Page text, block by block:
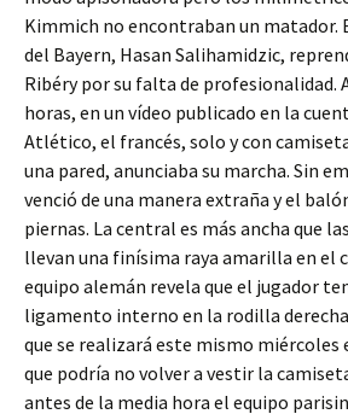
Kimmich no encontraban un matador.
del Bayern, Hasan Salihamidzic,
Ribéry por su falta de profesionalidad.
horas, en un vídeo publicado en la
Atlético, el francés, solo y con
una pared, anunciaba su marcha. Sin
venció de una manera extraña y el
piernas. La central es más ancha que
llevan una finísima raya amarilla en el
equipo alemán revela que el jugador
ligamento interno en la rodilla
que se realizará este mismo miércoles
que podría no volver a vestir la
antes de la media hora el equipo